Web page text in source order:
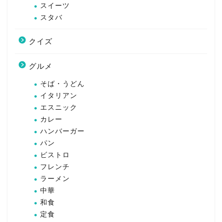
スイーツ
スタバ
クイズ
グルメ
そば・うどん
イタリアン
エスニック
カレー
ハンバーガー
パン
ビストロ
フレンチ
ラーメン
中華
和食
定食